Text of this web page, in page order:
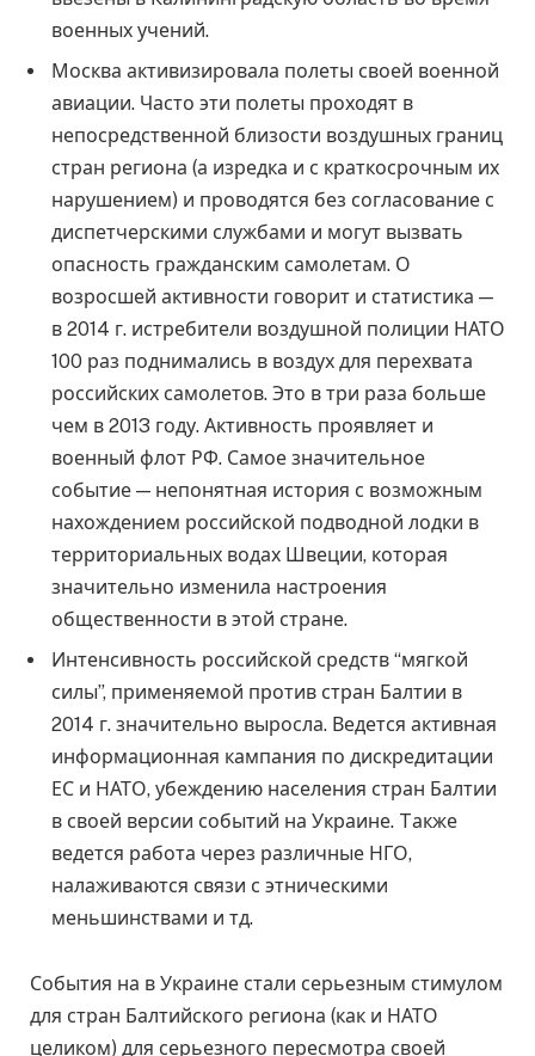
военных учений.
Москва активизировала полеты своей военной
авиации. Часто эти полеты проходят в
непосредственной близости воздушных границ
стран региона (а изредка и с краткосрочным их
нарушением) и проводятся без согласование с
диспетчерскими службами и могут вызвать
опасность гражданским самолетам. О
возросшей активности говорит и статистика —
в 2014 г. истребители воздушной полиции НАТО
100 раз поднимались в воздух для перехвата
российских самолетов. Это в три раза больше
чем в 2013 году. Активность проявляет и
военный флот РФ. Самое значительное
событие — непонятная история с возможным
нахождением российской подводной лодки в
территориальных водах Швеции, которая
значительно изменила настроения
общественности в этой стране.
Интенсивность российской средств “мягкой
силы”, применяемой против стран Балтии в
2014 г. значительно выросла. Ведется активная
информационная кампания по дискредитации
ЕС и НАТО, убеждению населения стран Балтии
в своей версии событий на Украине. Tакже
ведется работа через различные НГО,
налаживаются связи с этническими
меньшинствами и тд.
События на в Украине стали серьезным стимулом
для стран Балтийского региона (как и НАТО
целиком) для серьезного пересмотра своей